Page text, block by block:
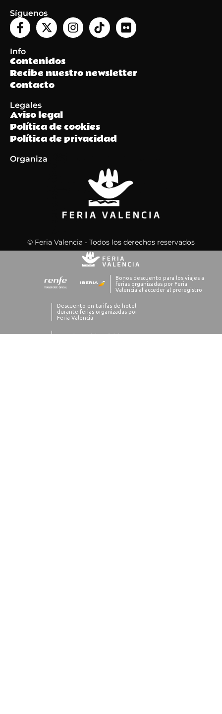
Síguenos
Info
Contenidos
Recibe nuestro newsletter
Contacto
Legales
Aviso legal
Política de cookies
Política de privacidad
Organiza
© Feria Valencia - Todos los derechos reservados